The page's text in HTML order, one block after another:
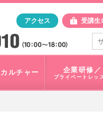
"」テレビ朝日アスク
アクセス 受講生
電
ルチャー 企業研修／
プライベートレッ